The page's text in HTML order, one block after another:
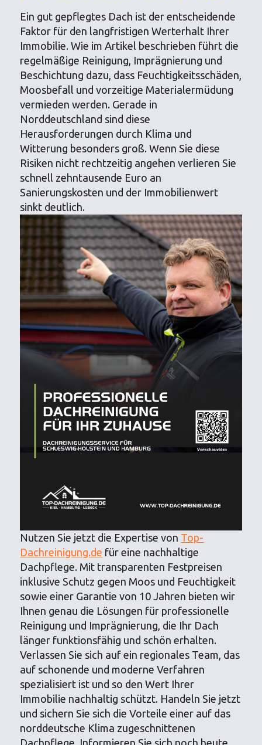
Ein gut gepflegtes Dach ist der entscheidende
Faktor für den langfristigen Werterhalt Ihrer
Immobilie. Wie im Artikel beschrieben führt die
regelmäßige Reinigung, Imprägnierung und
Beschichtung dazu, dass Feuchtigkeitsschäden,
Moosbefall und vorzeitige Materialermüdung
vermieden werden. Gerade in
Norddeutschland sind diese
Herausforderungen durch Klima und
Witterung besonders groß. Wenn Sie diese
Risiken nicht rechtzeitig angehen verlieren Sie
schnell zehntausende Euro an
Sanierungskosten und der Immobilienwert
sinkt deutlich.
Nutzen Sie jetzt die Expertise von Top-
Dachreinigung.de für eine nachhaltige
Dachpflege. Mit transparenten Festpreisen
inklusive Schutz gegen Moos und Feuchtigkeit
sowie einer Garantie von 10 Jahren bieten wir
Ihnen genau die Lösungen für professionelle
Reinigung und Imprägnierung, die Ihr Dach
länger funktionsfähig und schön erhalten.
Verlassen Sie sich auf ein regionales Team, das
auf schonende und moderne Verfahren
spezialisiert ist und so den Wert Ihrer
Immobilie nachhaltig schützt. Handeln Sie jetzt
und sichern Sie sich die Vorteile einer auf das
norddeutsche Klima zugeschnittenen